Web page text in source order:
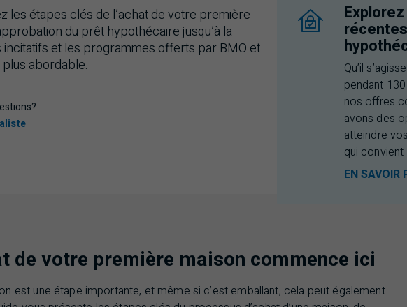
les étapes clés de l’achat de votre première
du prêt hypothécaire jusqu’à la
et les programmes offerts par BMO et
abordable.
Qu’il
pendant
nos offres
avons des
atteindre
qui convient
EN SAVOIR
de votre première maison commence ici
est une étape importante, et même si c’est emballant, cela peut également